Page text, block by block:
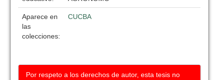
Aparece en
las
colecciones:
CUCBA
Por respeto a los derechos de autor, esta tesis no